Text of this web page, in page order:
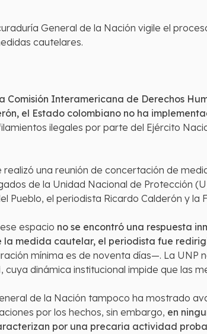
General de la Nación vigile el
cautelares.
Comisión Interamericana de Derechos
el Estado colombiano no ha
ilegales por parte del Ejército
una reunión de concertación de
de la Unidad Nacional de Protección
Pueblo, el periodista Ricardo Calderón y la
espacio no se encontró una respuesta
la medida cautelar, el periodista fue
mínima es de noventa días—. La UNP
cuya dinámica institucional impide que las
de la Nación tampoco ha mostrado
por los hechos, sin embargo, en
por una precaria actividad